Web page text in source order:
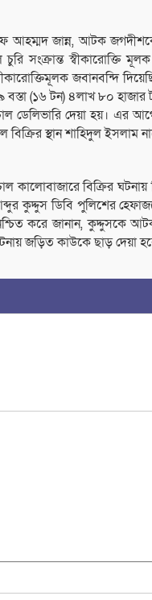
জান্ন, আটক জগদীশকে
সংক্রান্ত স্বীকারোক্তি
জবানবন্দি
(১৬ টন) ৪লাখ ৮০
ডেলিভারি দেয়া হয়। এর
বিক্রির স্থান শাহিদুল
কালোবাজারে বিক্রির
কুদ্দুস ডিবি পুলিশের
করে জানান, কুদ্দুসকে আটক
জড়িত কাউকে ছাড় দেয়া